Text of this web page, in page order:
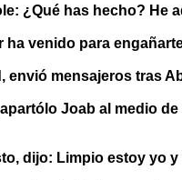
¿Qué has hecho?
ha venido para
envió mensajeros tras
Joab al medio
dijo: Limpio estoy yo